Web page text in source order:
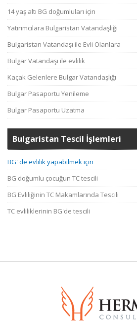
14 yaş altı BG doğumluları için
Yatırımcılara Bulgaristan Vatandaşlığı
Bulgaristan Vatandaşı ile Evli Olanlara
Bulgar Vatandaşı ile evlilik
Kaçak Gelenlere Bulgar Vatandaşlığı
Bulgar Pasaportu Yenileme
Bulgar Pasaportu Uzatma
Bulgaristan Tescil İşlemleri
BG' de evlilik yapabilmek için
BG doğumlu çocuğun TC tescili
BG Evliliğinin TC Makamlarında Tescili
TC evliliklerinin BG'de tescili